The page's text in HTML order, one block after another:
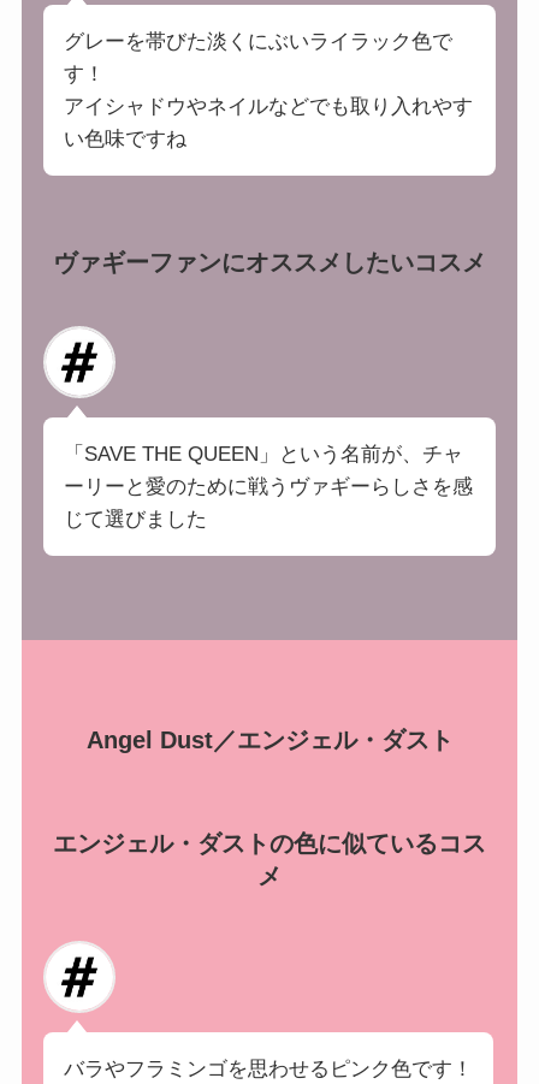
グレーを帯びた淡くにぶいライラック色で
す！
アイシャドウやネイルなどでも取り入れやす
い色味ですね
ヴァギーファンにオススメしたいコスメ
「SAVE THE QUEEN」という名前が、チャ
ーリーと愛のために戦うヴァギーらしさを感
じて選びました
Angel Dust／エンジェル・ダスト
エンジェル・ダストの色に似ているコス
メ
バラやフラミンゴを思わせるピンク色です！